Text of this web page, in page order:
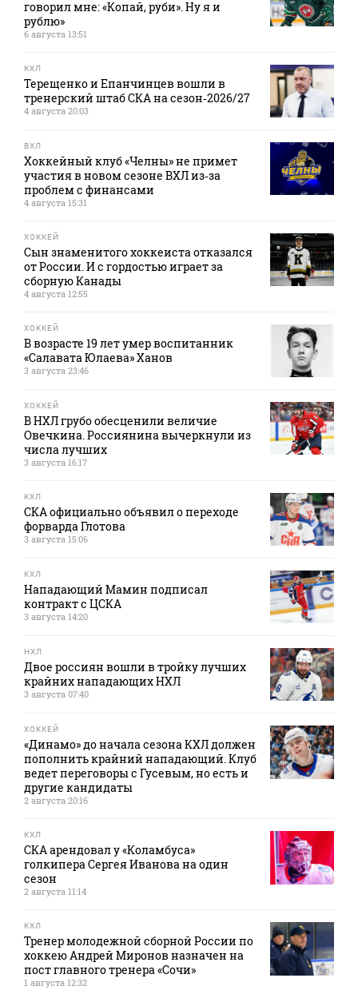
говорил мне: «Копай, руби». Ну я и
рублю»
6 августа 13:51
КХЛ
Терещенко и Епанчинцев вошли в
тренерский штаб СКА на сезон‑2026/27
4 августа 20:03
ВХЛ
Хоккейный клуб «Челны» не примет
участия в новом сезоне ВХЛ из‑за
проблем с финансами
4 августа 15:31
ХОККЕЙ
Сын знаменитого хоккеиста отказался
от России. И с гордостью играет за
сборную Канады
4 августа 12:55
ХОККЕЙ
В возрасте 19 лет умер воспитанник
«Салавата Юлаева» Ханов
3 августа 23:46
ХОККЕЙ
В НХЛ грубо обесценили величие
Овечкина. Россиянина вычеркнули из
числа лучших
3 августа 16:17
КХЛ
СКА официально объявил о переходе
форварда Глотова
3 августа 15:06
КХЛ
Нападающий Мамин подписал
контракт с ЦСКА
3 августа 14:20
НХЛ
Двое россиян вошли в тройку лучших
крайних нападающих НХЛ
3 августа 07:40
ХОККЕЙ
«Динамо» до начала сезона КХЛ должен
пополнить крайний нападающий. Клуб
ведет переговоры с Гусевым, но есть и
другие кандидаты
2 августа 20:16
КХЛ
СКА арендовал у «Коламбуса»
голкипера Сергея Иванова на один
сезон
2 августа 11:14
КХЛ
Тренер молодежной сборной России по
хоккею Андрей Миронов назначен на
пост главного тренера «Сочи»
1 августа 12:32